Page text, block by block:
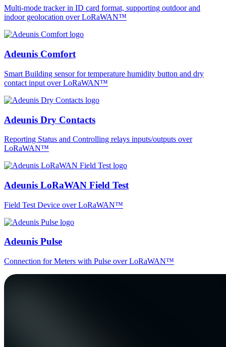
Multi-mode tracker in ID card format, supporting outdoor and
indoor geolocation over LoRaWAN™
Adeunis Comfort
Smart Building sensor for temperature humidity button and dry
contact input over LoRaWAN™
Adeunis Dry Contacts
Reporting Status and Controlling relays inputs/outputs over
LoRaWAN™
Adeunis LoRaWAN Field Test
Field Test Device over LoRaWAN™
Adeunis Pulse
Connection for Meters with Pulse over LoRaWAN™